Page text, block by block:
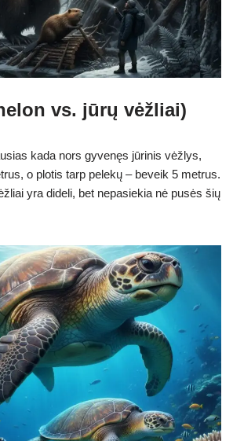
vs. jūrų vėžliai)
kada nors gyvenęs jūrinis vėžlys,
o plotis tarp pelekų – beveik 5 metrus.
yra dideli, bet nepasiekia nė pusės šių